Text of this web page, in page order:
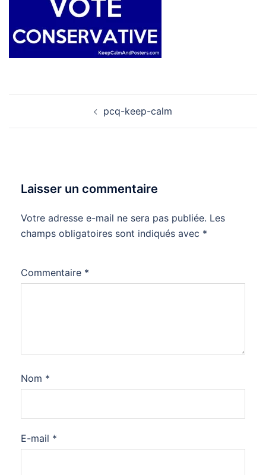
pcq-keep-calm
Laisser un commentaire
Votre adresse e-mail ne sera pas publiée. Les
champs obligatoires sont indiqués avec *
Commentaire *
Nom *
E-mail *